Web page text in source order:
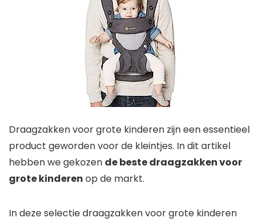
Draagzakken voor grote kinderen zijn een essentieel
product geworden voor de kleintjes. In dit artikel
hebben we gekozen de beste draagzakken voor
grote kinderen op de markt.
In deze selectie draagzakken voor grote kinderen